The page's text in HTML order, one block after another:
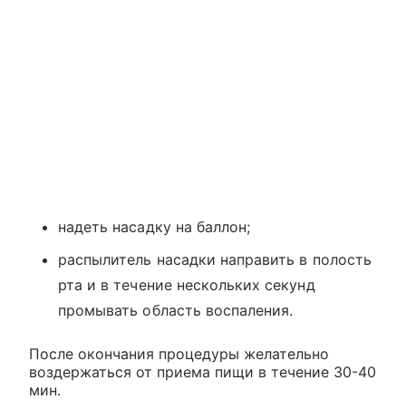
надеть насадку на баллон;
распылитель насадки направить в полость
рта и в течение нескольких секунд
промывать область воспаления.
После окончания процедуры желательно
воздержаться от приема пищи в течение 30-40
мин.